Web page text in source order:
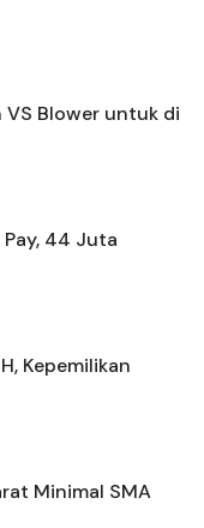
VS Blower untuk di
Pay, 44 Juta
Kepemilikan
Minimal SMA